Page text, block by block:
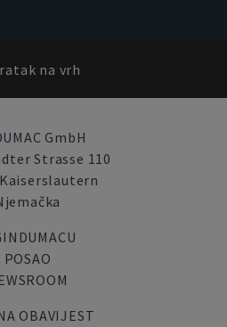
na vrh
GmbH
Strasse 110
POSAO
OBAVIJEST